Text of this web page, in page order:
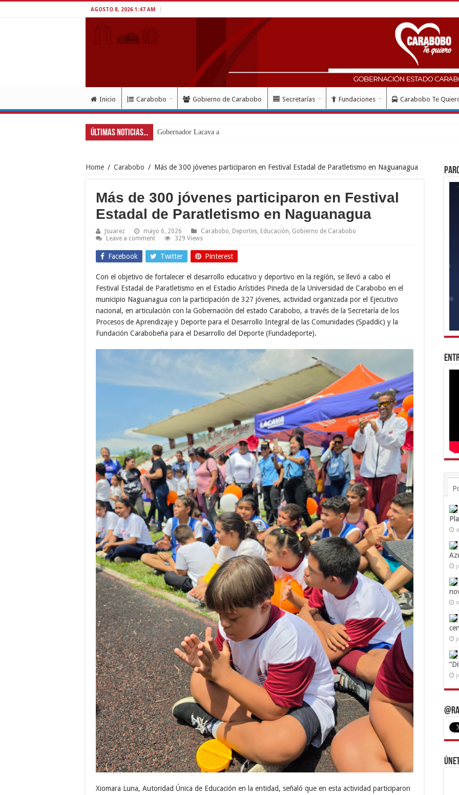
AGOSTO 8, 2026 1:47 AM
Inicio Carabobo Gobierno de Carabobo Secretarías Fundaciones Carabobo Te
Últimas Noticias... Gobernador Lacava a un mes del doblete sísmico:
Home / Carabobo / Más de 300 jóvenes participaron en Festival Estadal de Paratletismo en Naguanagua
Más de 300 jóvenes participaron en Festival
Estadal de Paratletismo en Naguanagua
Jsuarez mayo 6, 2026 Carabobo Deportes Educación Gobierno de Carabobo
Leave a comment
329 Views
Facebook Twitter Pinterest
Con el objetivo de fortalecer el desarrollo educativo y deportivo en la región, se llevó a cabo el
Festival Estadal de Paratletismo en el Estadio Arístides Pineda de la Universidad de Carabobo en el
municipio Naguanagua con la participación de 327 jóvenes, actividad organizada por el Ejecutivo
nacional, en articulación con la Gobernación del estado Carabobo, a través de la Secretaría de los
Procesos de Aprendizaje y Deporte para el Desarrollo Integral de las Comunidades (Spaddic) y la
Fundación Carabobeña para el Desarrollo del Deporte (Fundadeporte).
Xiomara Luna, Autoridad Única de Educación en la entidad, señaló que en esta actividad participaron